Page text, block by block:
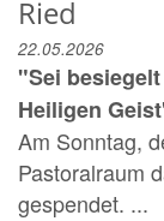
Ried
22.05.2026
"Sei
Heiligen
Am Sonntag,
Pastoralraum
gespendet. ...